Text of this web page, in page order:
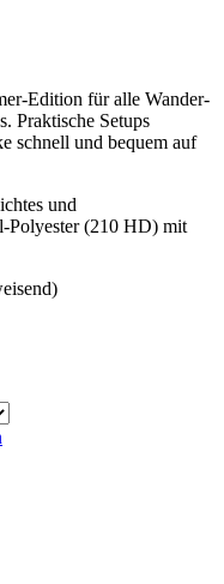
Edition für alle Wander-
Praktische Setups
schnell und bequem auf
und
Polyester (210 HD) mit